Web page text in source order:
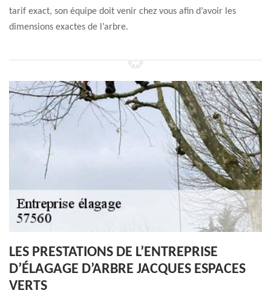
tarif exact, son équipe doit venir chez vous afin d’avoir les
dimensions exactes de l’arbre.
LES PRESTATIONS DE L’ENTREPRISE
D’ÉLAGAGE D’ARBRE JACQUES ESPACES
VERTS